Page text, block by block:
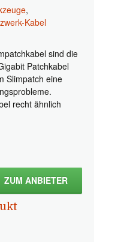
,
Kabel
sind die
Patchkabel
Slimpatch eine
recht ähnlich
ZUM ANBIETER